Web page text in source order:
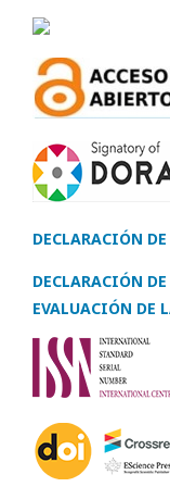
DECLARACIÓN
DECLARACIÓN
EVALUACIÓN DE